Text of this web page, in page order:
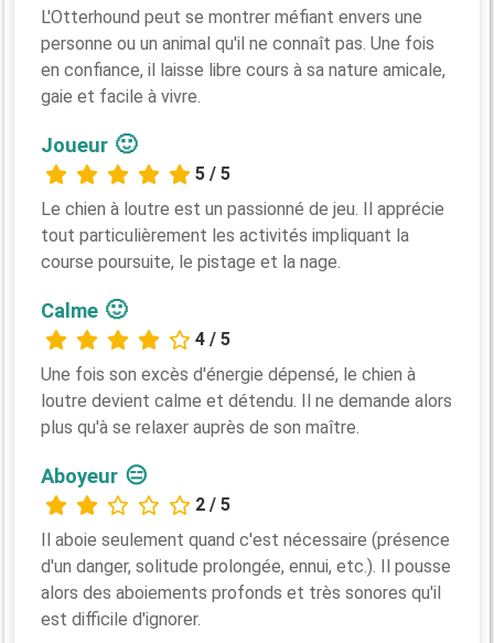
L'Otterhound peut se montrer méfiant envers une
personne ou un animal qu'il ne connaît pas. Une fois
en confiance, il laisse libre cours à sa nature amicale,
gaie et facile à vivre.
Joueur 🙂
5 / 5
Le chien à loutre est un passionné de jeu. Il apprécie
tout particulièrement les activités impliquant la
course poursuite, le pistage et la nage.
Calme 🙂
4 / 5
Une fois son excès d'énergie dépensé, le chien à
loutre devient calme et détendu. Il ne demande alors
plus qu'à se relaxer auprès de son maître.
Aboyeur 😑
2 / 5
Il aboie seulement quand c'est nécessaire (présence
d'un danger, solitude prolongée, ennui, etc.). Il pousse
alors des aboiements profonds et très sonores qu'il
est difficile d'ignorer.